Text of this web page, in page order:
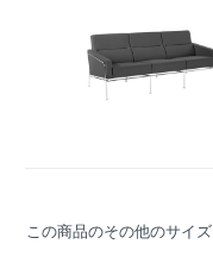
この商品のその他のサイズ